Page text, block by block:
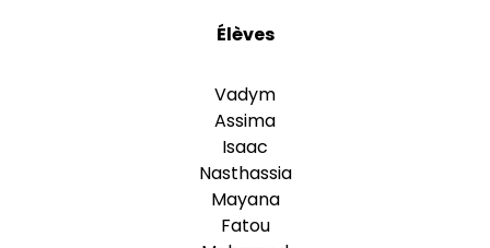
Élèves
Vadym
Assima
Isaac
Nasthassia
Mayana
Fatou